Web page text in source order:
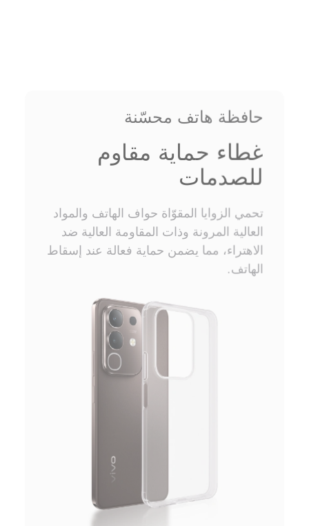
حافظة هاتف محسّنة
غطاء حماية مقاوم
للصدمات
تحمي الزوايا المقوّاة حواف الهاتف والمواد
العالية المرونة وذات المقاومة العالية ضد
الاهتراء، مما يضمن حماية فعالة عند إسقاط
الهاتف.